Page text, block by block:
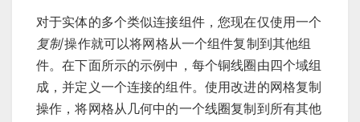
对于实体的多个类似连接组件，您现在仅使用一个
复制操作就可以将网格从一个组件复制到其他组
件。在下面所示的示例中，每个铜线圈由四个域组
成，并定义一个连接的组件。使用改进的网格复制
操作，将网格从几何中的一个线圈复制到所有其他